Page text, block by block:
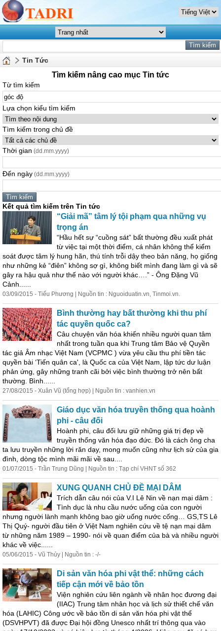
Tin Tức
Tìm kiếm nâng cao mục Tin tức
Từ tìm kiếm
Lựa chọn kiểu tìm kiếm
Tìm kiếm trong chủ đề
Thời gian (dd.mm.yyyy)
Đến ngày (dd.mm.yyyy)
Kết quả tìm kiếm trên Tin tức
“Giải mã” tâm lý tội phạm qua những vụ
trọng án
“Hầu hết sự “cuồng sát” bất thường đều xuất phát
từ việc tại một thời điểm, cá nhân không thể kiểm
soát được tâm lý hung hãn, thú tính trỗi dậy theo bản năng, họ giống
như những kẻ “điên” không sợ gì, không biết mình đang làm gì và sẽ
gây ra hậu quả như thế nào với người khác….” - Ông Đặng Vũ
Cảnh......
03/09/2015 - Tiểu Phương | Nguồn tin : Nguoiduatin.vn, Tinmoi.vn.
Bình thường hay bất thường khi thu phí
tác quyền quốc ca?
Câu chuyện văn hóa khiến nhiều người quan tâm
nhất trong tuần qua khi Trung tâm Bảo vệ Quyền
tác giả Âm nhạc Việt Nam (VCPMC ) vừa yêu cầu thu phí tiền tác
quyền bài ‘Tiến quân ca', là Quốc ca của Việt Nam, lập tức dư luận
phản ứng, gây những tranh cãi bởi việc bình thường trở nên bất
thường. Bình......
27/08/2015 - Xuân Vũ (tổng hợp) | Nguồn tin : vanhien.vn
Giáo dục văn hóa truyền thống qua hoành
phi - câu đối
Hoành phi, câu đối lưu giữ những giá trị đẹp về
truyền thống văn hóa đạo đức. Đó là cách ông cha
ta lưu truyền những lời răn dạy, mong muốn cũng như lịch sử của gia
đình, dòng tộc mình mãi mãi về sau....
01/07/2015 - Trần Trung Dũng | Nguồn tin : Tạp chí VHNT số 362
XUNG QUANH CHỦ ĐỀ MẠI DÂM
Trích dẫn câu nói của V.I Lê Nin về nạn mại dâm :
Tình dục là nhu cầu nước uống của con người
nhưng người lành mạnh không bao giờ uống nước cống… GS,TS Lê
Thị Quý- người đầu tiên ở Việt Nam nghiên cứu về tệ nạn mại dâm
từ những năm 1989 – 1990- nói về quan điểm của bà và nhiều người
khác về việc......
05/06/2015 - Vũ Thủy | Nguồn tin : -/-
Di sản văn hóa phi vật thể: những cách
tiếp cận mới về bảo tồn
Viện nghiên cứu liên ngành về nhân học đương đại
(IIAC) Trung tâm nhân học và lịch sử thiết chế văn
hóa (LAHIC) Công ước về bảo tồn di sản văn hóa phi vật thể
(DSVHPVT) đã được Đại hội đồng Unesco nhất trí thông qua vào